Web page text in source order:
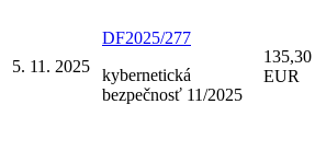
5. 11. 2025
DF2025/277
kybernetická
bezpečnosť 11/2025
135,30
EUR